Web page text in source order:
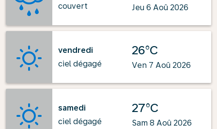
couvert
Jeu 6 Aoû 2026
vendredi
ciel dégagé
26°C
Ven 7 Aoû 2026
samedi
ciel dégagé
27°C
Sam 8 Aoû 2026